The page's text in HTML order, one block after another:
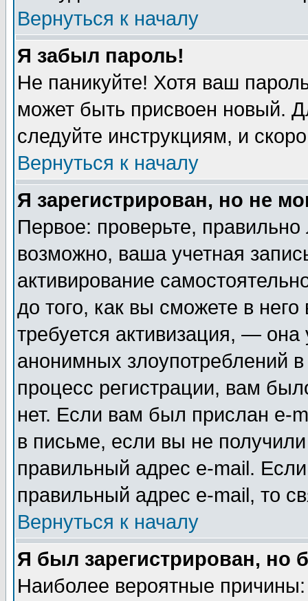
Вернуться к началу
Я забыл пароль!
Не паникуйте! Хотя ваш
может быть присвоен новый.
следуйте инструкциям, и
Вернуться к началу
Я зарегистрирован, но не
Первое: проверьте,
возможно, ваша учетная
активирование
до того, как вы сможете в
требуется активизация, —
анонимных злоупотреблений
процесс регистрации, вам
нет. Если вам был прислан e-
в письме, если вы не
правильный адрес e-mail.
правильный адрес e-mail, то
Вернуться к началу
Я был зарегистрирован, но
Наиболее вероятные